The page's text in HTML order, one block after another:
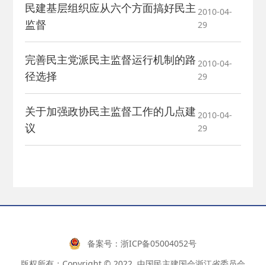
民建基层组织应从六个方面搞好民主
监督
2010-04-
29
完善民主党派民主监督运行机制的路
径选择
2010-04-
29
关于加强政协民主监督工作的几点建
议
2010-04-
29
备案号： 浙ICP备05004052号